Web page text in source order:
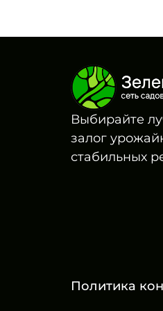
Выбирайте
залог
стабильных
Политика